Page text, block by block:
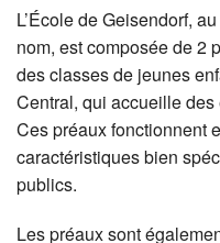
L’École de Geisendorf,
nom, est composée de 2
des classes de jeunes
Central, qui accueille des
Ces préaux fonctionnent
caractéristiques bien
publics.
Les préaux sont